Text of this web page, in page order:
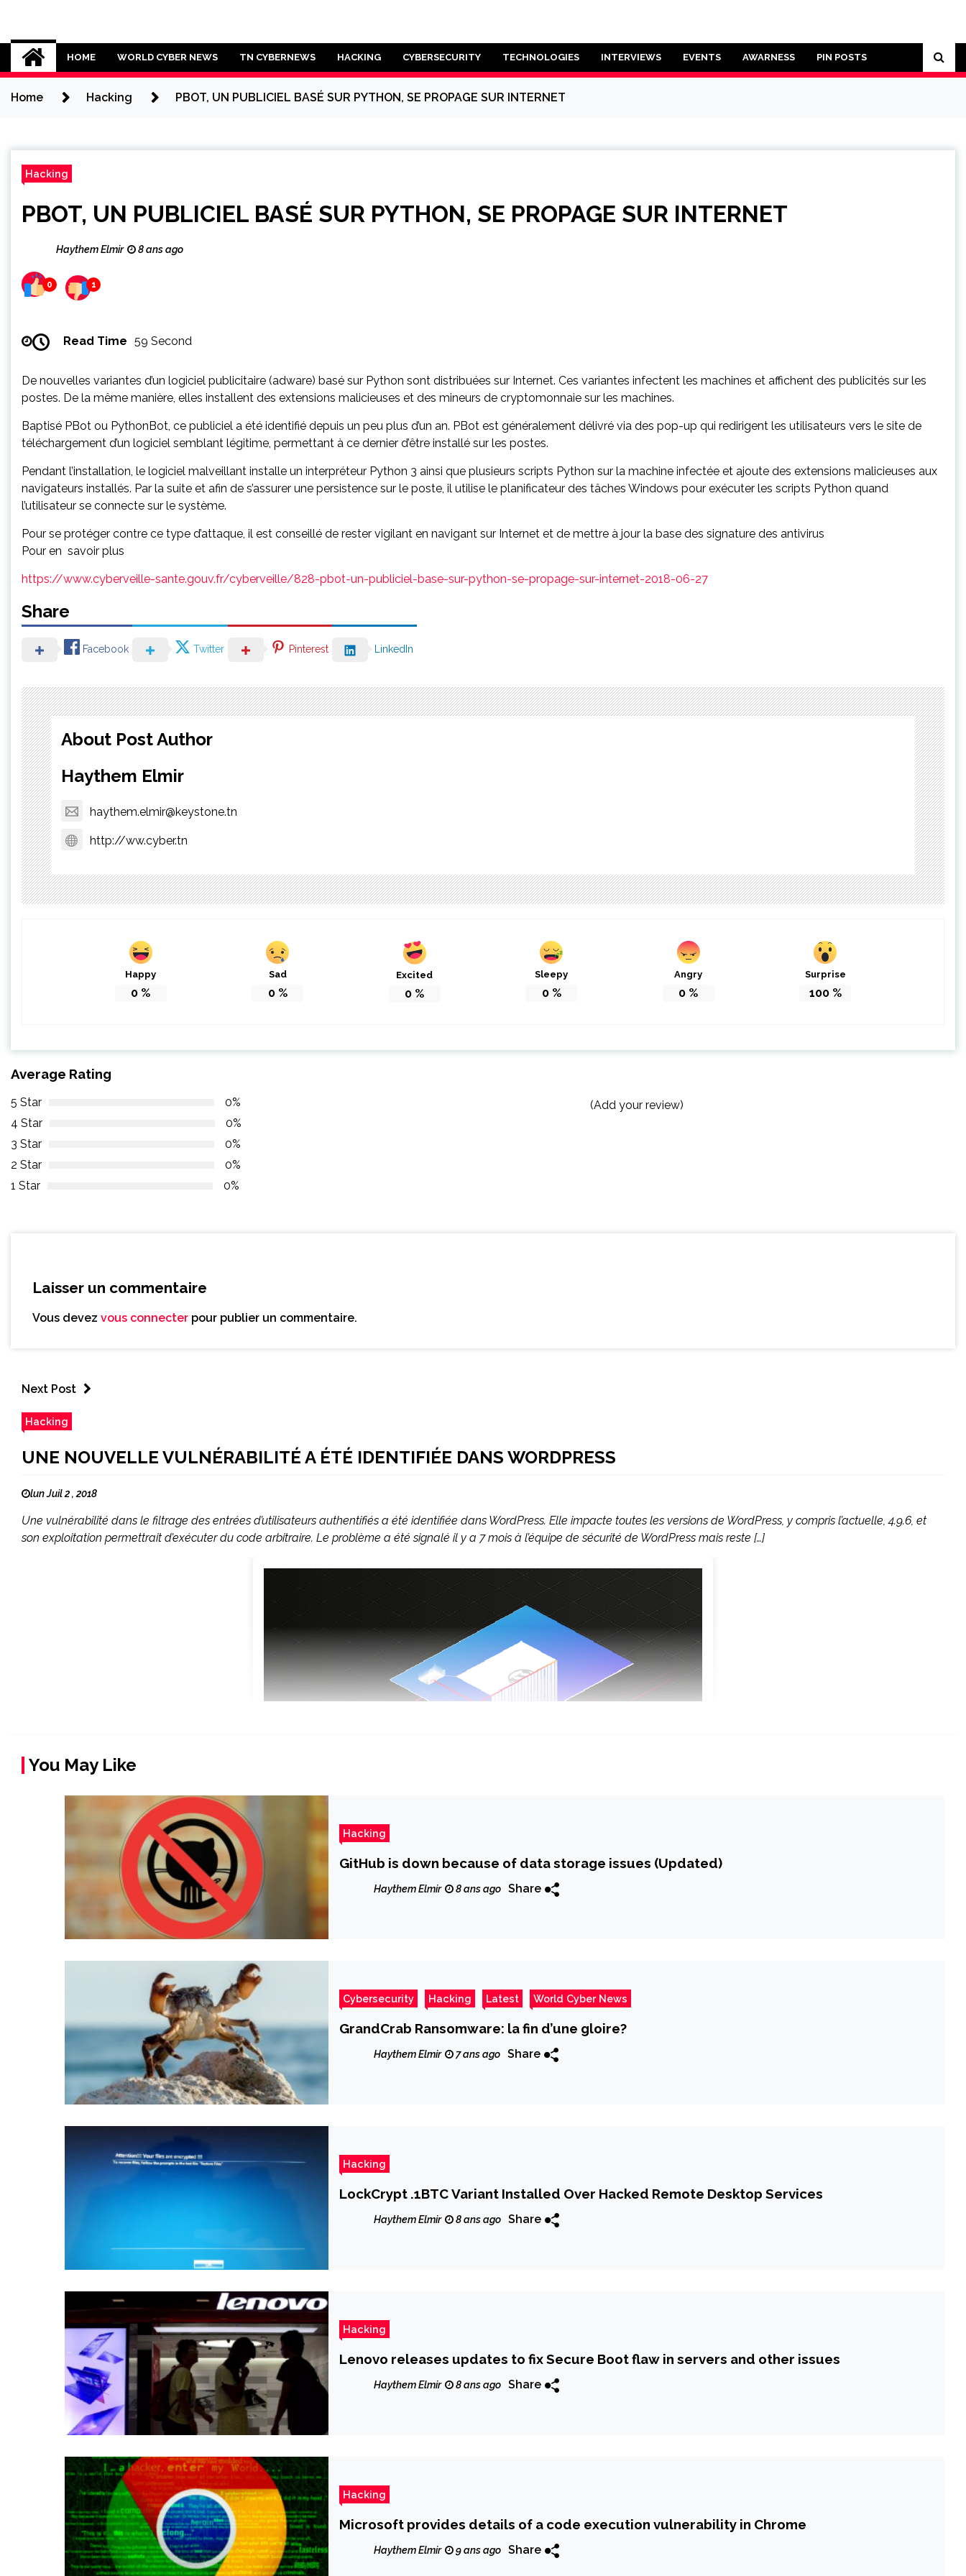
content
Cybersecurity News
HOME WORLD CYBER NEWS TN CYBERNEWS HACKING CYBERSECURITY TECHNOLOGIES INTERVIEWS EVENTS AWARNESS PIN POSTS
Home Hacking PBOT, UN PUBLICIEL BASÉ SUR PYTHON, SE PROPAGE SUR INTERNET
Hacking
PBOT, UN PUBLICIEL BASÉ SUR PYTHON, SE PROPAGE SUR INTERNET
Haythem Elmir 8 ans ago
0 1
Read Time 59 Second
De nouvelles variantes d’un logiciel publicitaire (adware) basé sur Python sont distribuées sur Internet. Ces variantes infectent les machines et affichent des publicités sur les
postes. De la même manière, elles installent des extensions malicieuses et des mineurs de cryptomonnaie sur les machines.
Baptisé PBot ou PythonBot, ce publiciel a été identifié depuis un peu plus d’un an. PBot est généralement délivré via des pop-up qui redirigent les utilisateurs vers le site de
téléchargement d’un logiciel semblant légitime, permettant à ce dernier d’être installé sur les postes.
Pendant l’installation, le logiciel malveillant installe un interpréteur Python 3 ainsi que plusieurs scripts Python sur la machine infectée et ajoute des extensions malicieuses aux
navigateurs installés. Par la suite et afin de s’assurer une persistence sur le poste, il utilise le planificateur des tâches Windows pour exécuter les scripts Python quand
l’utilisateur se connecte sur le système.
Pour se protéger contre ce type d’attaque, il est conseillé de rester vigilant en navigant sur Internet et de mettre à jour la base des signature des antivirus
Pour en savoir plus
https://www.cyberveille-sante.gouv.fr/cyberveille/828-pbot-un-publiciel-base-sur-python-se-propage-sur-internet-2018-06-27
Share
Facebook Twitter Pinterest LinkedIn
About Post Author
Haythem Elmir
haythem.elmir@keystone.tn
http://ww.cyber.tn
Happy
0 %
Sad
0%
Excited
0 %
Sleepy
0%
Angry
0 %
Surprise
100%
Average Rating
5 Star
0%
4 Star
0%
3 Star
0%
2 Star
0%
1 Star
0%
(Add your review)
Laisser un commentaire
Vous devez vous connecter pour publier un commentaire.
Next Post
Hacking
UNE NOUVELLE VULNÉRABILITÉ A ÉTÉ IDENTIFIÉE DANS WORDPRESS
lun Juil 2 , 2018
Une vulnérabilité dans le filtrage des entrées d’utilisateurs authentifiés a été identifiée dans WordPress. Elle impacte toutes les versions de WordPress, y compris l’actuelle, 4.9.6, et
son exploitation permettrait d’exécuter du code arbitraire. Le problème a été signalé il y a 7 mois à l’équipe de sécurité de WordPress mais reste […]
You May Like
Hacking
GitHub is down because of data storage issues (Updated)
Haythem Elmir 8 ans ago Share
Cybersecurity Hacking Latest World Cyber News
GrandCrab Ransomware: la fin d’une gloire?
Haythem Elmir 7 ans ago Share
Hacking
LockCrypt .1BTC Variant Installed Over Hacked Remote Desktop Services
Haythem Elmir 8 ans ago Share
Hacking
Lenovo releases updates to fix Secure Boot flaw in servers and other issues
Haythem Elmir 8 ans ago Share
Hacking
Microsoft provides details of a code execution vulnerability in Chrome
Haythem Elmir 9 ans ago Share